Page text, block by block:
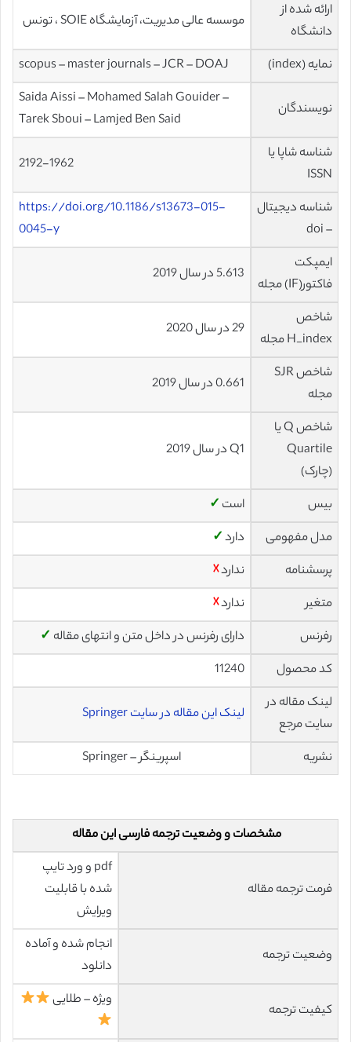
ارائه شده از
دانشگاه
موسسه عالی مدیریت، آزمایشگاه SOIE ، تونس
نمایه (index) scopus – master journals – JCR – DOAJ
نویسندگان
Saida Aissi – Mohamed Salah Gouider –
Tarek Sboui – Lamjed Ben Said
شناسه شاپا یا
ISSN
2192-1962
شناسه دیجیتال
– doi
https://doi.org/10.1186/s13673-015-
0045-y
ایمپکت
فاکتور(IF) مجله
5.613 در سال 2019
شاخص
H_index مجله
29 در سال 2020
شاخص SJR
مجله
0.661 در سال 2019
شاخص Q یا
Quartile
(چارک)
Q1 در سال 2019
بیس است ✓
مدل مفهومی
دارد✓
پرسشنامه
ندارد☓
متغیر
ندارد☓
رفرنس
دارای رفرنس در داخل متن و انتهای مقاله ✓
کد محصول
11240
لینک مقاله در
سایت مرجع
لینک این مقاله در سایت Springer
نشریه اسپرینگر – Springer
مشخصات و وضعیت ترجمه فارسی این مقاله
فرمت ترجمه مقاله
pdf و ورد تایپ
شده با قابلیت
ویرایش
وضعیت ترجمه
انجام شده و آماده
دانلود
کیفیت ترجمه
ویژه – طلایی